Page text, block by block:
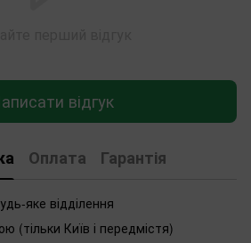
відгук
Оплата Гарантія
яке відділення
(тільки Київ і передмістя)